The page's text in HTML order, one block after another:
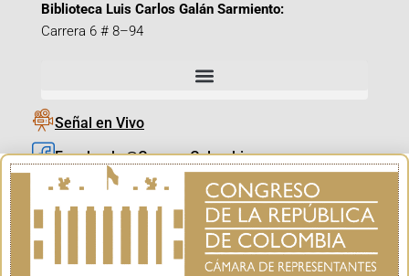
Biblioteca Luis Carlos Galán Sarmiento:
Carrera 6 # 8–94
Señal en Vivo
Facebook_@CamaraColombia
Instagram_@CamaraColombia
X_@CamaraColombia
Youtube_@CamaraColombia